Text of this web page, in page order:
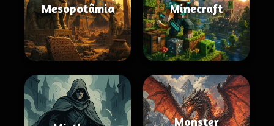
Mesopotâmia Minecraft
Monster